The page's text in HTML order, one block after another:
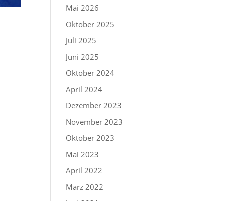
Mai 2026
Oktober 2025
Juli 2025
Juni 2025
Oktober 2024
April 2024
Dezember 2023
November 2023
Oktober 2023
Mai 2023
April 2022
März 2022